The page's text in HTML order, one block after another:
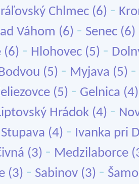
Chlmec (6) -
Váhom (6) - Senec (6)
(6) - Hlohovec (5) -
(5) - Myjava (5) -
(5) - Gelnica
Hrádok (4) -
Stupava (4) - Ivanka pri
(3) - Medzilaborce
(3) - Sabinov (3) -